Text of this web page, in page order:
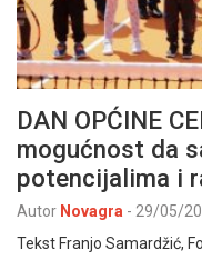
DAN OPĆINE
mogućnost da
potencijalima i
Autor Novagra - 29/05/
Tekst Franjo Samardžić,